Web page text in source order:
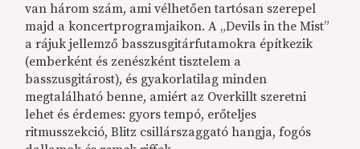
van három szám, ami vélhetően tartósan szerepel
majd a koncertprogramjaikon. A „Devils in the Mist”
a rájuk jellemző basszusgitárfutamokra építkezik
(emberként és zenészként tisztelem a
basszusgitárost), és gyakorlatilag minden
megtalálható benne, amiért az Overkillt szeretni
lehet és érdemes: gyors tempó, erőteljes
ritmusszekció, Blitz csillárszaggató hangja, fogós